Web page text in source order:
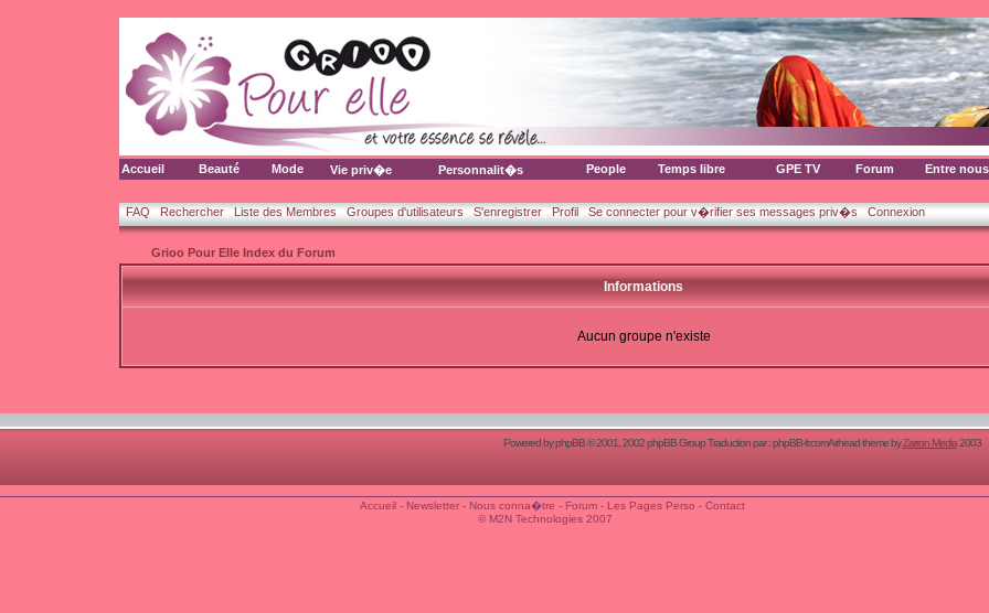
Accueil Beauté Mode Vie priv�e Personnalit�s People Temps libre GPE TV Forum Entre nous
FAQ Rechercher Liste des Membres Groupes d'utilisateurs S'enregistrer Profil Se connecter pour v�rifier ses messages priv�s Connexion
Grioo Pour Elle Index du Forum
Informations
Aucun groupe n'existe
Powered byphpBB© 2001, 2002 phpBB Group Traduction par :phpBB-fr.comAirhead theme byZarron Media2003
Accueil- Newsletter- Nous conna�tre - Forum- Les Pages Perso - Contact
© M2N Technologies 2007